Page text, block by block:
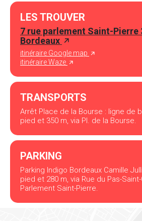
LES TROUVER
7 rue parlement Saint-Pierre
Bordeaux
itinéraire Google map
itinéraire Waze
TRANSPORTS
Arrêt Place de la Bourse : ligne de
pied et 350 m, via Pl. de la Bourse.
PARKING
Parking Indigo Bordeaux Camille
pied et 280 m, via Rue du Pas-
Parlement Saint-Pierre.